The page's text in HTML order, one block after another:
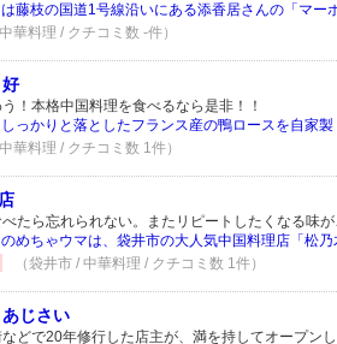
藤枝の国道1号線沿いにある添香居さんの「マー
華料理 / クチコミ数 -件）
！本格中国料理を食べるなら是非！！
っかりと落としたフランス産の鴨ロースを自家
華料理 / クチコミ数 1件）
たら忘れられない。またリピートしたくなる味
めちゃウマは、袋井市の大人気中国料理店「松
（袋井市 / 中華料理 / クチコミ数 1件）
じさい
どで20年修行した店主が、満を持してオープン